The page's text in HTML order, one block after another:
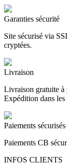
Garanties sécurité
Site sécurisé via
cryptées.
Livraison
Livraison gratuite à
Expédition dans les
Paiements sécurisés
Paiements CB
INFOS CLIENTS